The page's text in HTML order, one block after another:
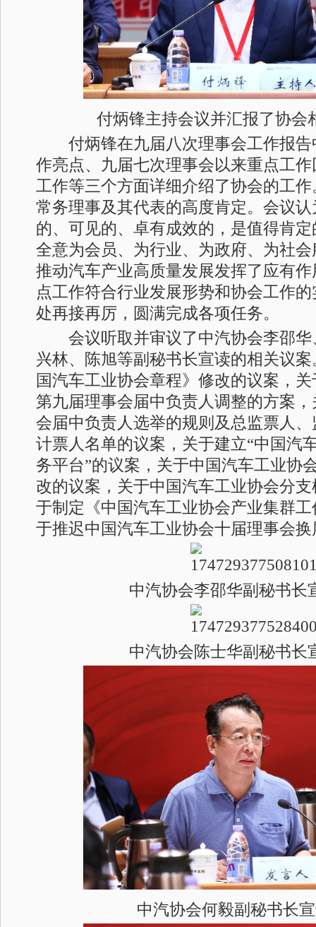
付炳锋主持会议并汇报了协会
付炳锋在九届八次理事会工作报告
作亮点、九届七次理事会以来重点工
工作等三个方面详细介绍了协会的工
常务理事及其代表的高度肯定。会议
的、可见的、卓有成效的，是值得肯
全意为会员、为行业、为政府、为社
推动汽车产业高质量发展发挥了应有
点工作符合行业发展形势和协会工作
处再接再厉，圆满完成各项任务。
会议听取并审议了中汽协会李邵华
兴林、陈旭等副秘书长宣读的相关议
国汽车工业协会章程》修改的议案，
第九届理事会届中负责人调整的方案
会届中负责人选举的规则及总监票人
计票人名单的议案，关于建立“中国汽
务平台”的议案，关于中国汽车工业协
改的议案，关于中国汽车工业协会分
于制定《中国汽车工业协会产业集群
于推迟中国汽车工业协会十届理事会
中汽协会李邵华副秘书长
中汽协会陈士华副秘书长
中汽协会何毅副秘书长